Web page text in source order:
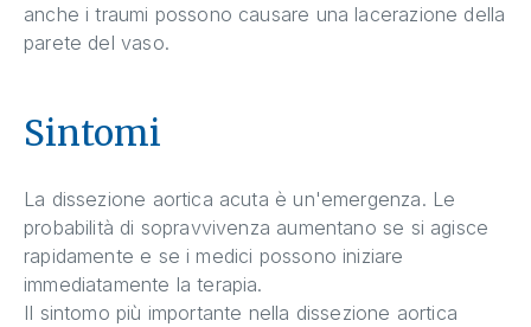
anche i traumi possono causare una lacerazione della
parete del vaso.
Sintomi
La dissezione aortica acuta è un'emergenza. Le
probabilità di sopravvivenza aumentano se si agisce
rapidamente e se i medici possono iniziare
immediatamente la terapia.
Il sintomo più importante nella dissezione aortica